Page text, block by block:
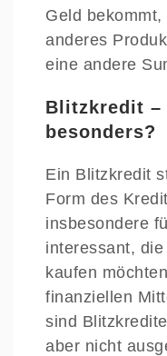
Geld
anderes
eine andere
Blitzkredit –
besonders?
Ein Blitzkredit
Form des
insbesondere
interessant,
kaufen
finanziellen
sind
aber nicht